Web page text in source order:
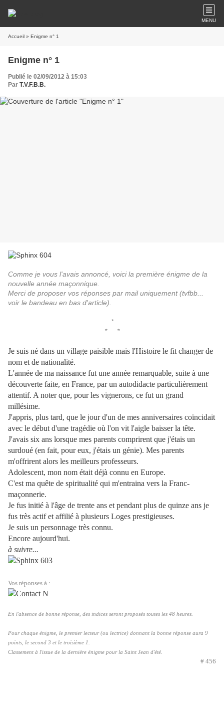
MENU
Accueil » Enigme n° 1
Enigme n° 1
Publié le 02/09/2012 à 15:03
Par T.V.F.B.B.
Comme je vous l'avais annoncé, voici la première énigme de la
nouvelle année maçonnique.
Merci de proposer vos réponses par mail uniquement (tvfbb...
voir le bandeau en bas d'article).
*
* *
Je suis né dans un village paisible mais l'Histoire le fit changer de
nom et de nationalité.
L'année de ma naissance fut une année remarquable, suite à une
découverte faite, en France, par un autodidacte particulièrement
attentif. A noter que, pour les vignerons, ce fut un grand
millésime.
J'appris, plus tard, que le jour d'un de mes anniversaires coïncidait
avec le début d'une tragédie où l'on vit l'aigle baisser la tête.
J'avais six ans lorsque mes parents comprirent que j'étais un
surdoué (en fait, pour eux, j'étais un génie). Mes parents
m'offrirent alors les meilleurs professeurs.
Adolescent, mon nom était déjà connu en Europe.
C'est ma quête de spiritualité qui m'entraina vers la Franc-
maçonnerie.
Je fus initié à l'âge de trente ans et pendant plus de quinze ans je
fus très actif et affilié à plusieurs Loges prestigieuses.
Je suis un personnage très connu.
Encore aujourd'hui.
à suivre...
Vos réponses à :
En l'absence de bonne réponse, des indices seront proposés toutes les 48 heures.
Pour chaque énigme, le premier lecteur (ou lectrice) donnant la bonne réponse aura 9
points, le second 3 et le troisième 1.
Classement à l'issue de la dernière énigme pour la Saint Jean d'été.
# 456